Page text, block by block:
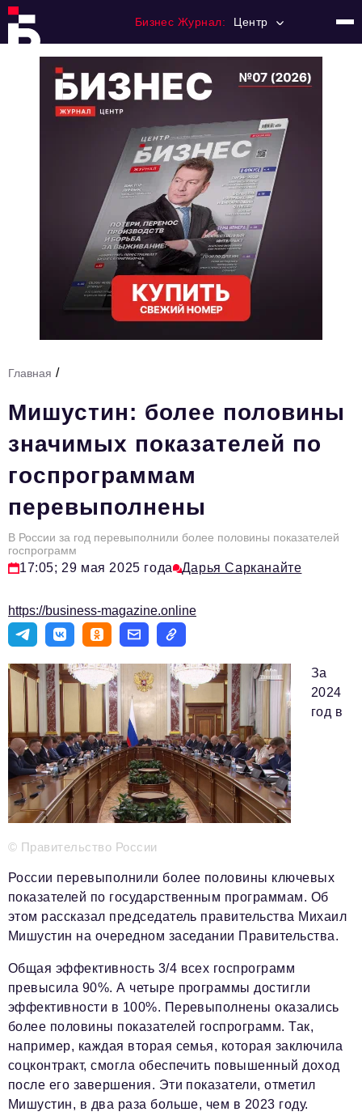
Бизнес Журнал: Центр
Регулирование
Премия "Тульский Бизнес"
История тульского предпринимательства
Тема номера
HR
Персона номера
Инфраструктура развития
Технологии и тренды
Туризм
Мероприятия
Видео
Телефон редакции:+7 495 727-01-67
Электронные почты редакции:
Информационный отдел
info@business-magazine.online
Отдел рекламы
reklama@business-magazine.online
podpiska@business-magazine.online
Отдел по работе с партнерами
partner@business-magazine.online
Главная /
Мишустин: более половины
значимых показателей по
госпрограммам
перевыполнены
В России за год перевыполнили более половины показателей
госпрограмм
17:05; 29 мая 2025 года Дарья Сарканайте
https://business-magazine.online
© Правительство России
За
2024
год в
России перевыполнили более половины ключевых
показателей по государственным программам. Об
этом рассказал председатель правительства Михаил
Мишустин на очередном заседании Правительства.
Общая эффективность 3/4 всех госпрограмм
превысила 90%. А четыре программы достигли
эффективности в 100%. Перевыполнены оказались
более половины показателей госпрограмм. Так,
например, каждая вторая семья, которая заключила
соцконтракт, смогла обеспечить повышенный доход
после его завершения. Эти показатели, отметил
Мишустин, в два раза больше, чем в 2023 году.